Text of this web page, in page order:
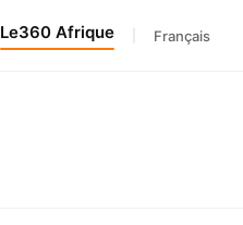
Le360 Afrique Français